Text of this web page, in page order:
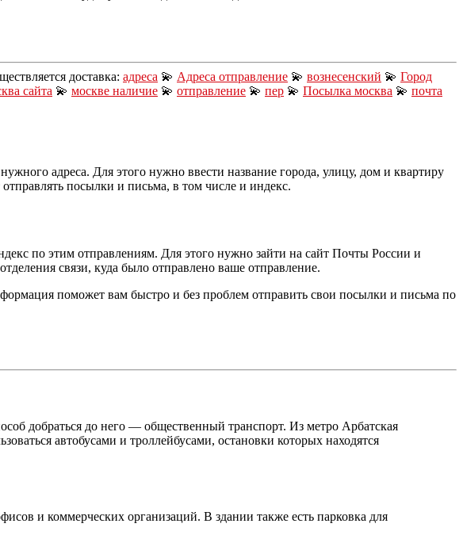
доставка: адреса 💫 Адреса отправление 💫 вознесенский 💫 Город
сайта 💫 москве наличие 💫 отправление 💫 пер 💫 Посылка москва 💫 почта
адреса. Для этого нужно ввести название города, улицу, дом и квартиру
посылки и письма, в том числе и индекс.
по этим отправлениям. Для этого нужно зайти на сайт Почты России и
связи, куда было отправлено ваше отправление.
поможет вам быстро и без проблем отправить свои посылки и письма по
добраться до него — общественный транспорт. Из метро Арбатская
автобусами и троллейбусами, остановки которых находятся
и коммерческих организаций. В здании также есть парковка для